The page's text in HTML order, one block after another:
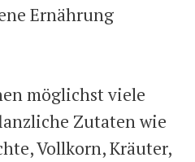
Ernährung
möglichst viele
Zutaten wie
Vollkorn, Kräuter,